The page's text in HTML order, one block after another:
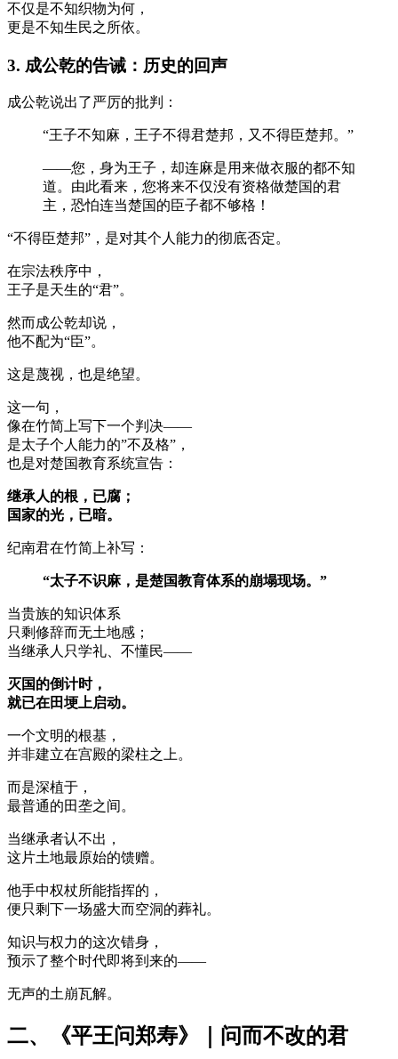
不仅是不知织物为何，
更是不知生民之所依。
3. 成公乾的告诫：历史的回声
成公乾说出了严厉的批判：
“王子不知麻，王子不得君楚邦，又不得臣楚邦。”
——您，身为王子，却连麻是用来做衣服的都不知
道。由此看来，您将来不仅没有资格做楚国的君
主，恐怕连当楚国的臣子都不够格！
“不得臣楚邦”，是对其个人能力的彻底否定。
在宗法秩序中，
王子是天生的“君”。
然而成公乾却说，
他不配为“臣”。
这是蔑视，也是绝望。
这一句，
像在竹简上写下一个判决——
是太子个人能力的”不及格”，
也是对楚国教育系统宣告：
继承人的根，已腐；
国家的光，已暗。
纪南君在竹简上补写：
“太子不识麻，是楚国教育体系的崩塌现场。”
当贵族的知识体系
只剩修辞而无土地感；
当继承人只学礼、不懂民——
灭国的倒计时，
就已在田埂上启动。
一个文明的根基，
并非建立在宫殿的梁柱之上。
而是深植于，
最普通的田垄之间。
当继承者认不出，
这片土地最原始的馈赠。
他手中权杖所能指挥的，
便只剩下一场盛大而空洞的葬礼。
知识与权力的这次错身，
预示了整个时代即将到来的——
无声的土崩瓦解。
二、《平王问郑寿》｜问而不改的君